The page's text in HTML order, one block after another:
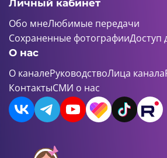
Личный кабинет
Обо мнеЛюбимые передачи
Сохраненные фотографииДоступ
О нас
О каналеРуководствоЛица канала
КонтактыСМИ о нас